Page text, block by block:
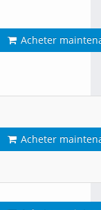
Acheter
Acheter